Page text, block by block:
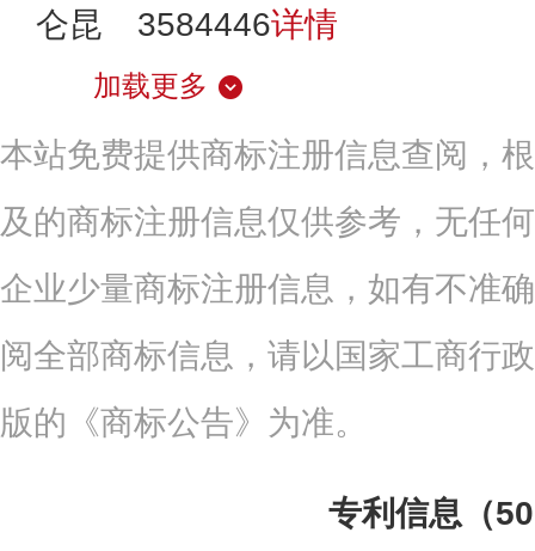
仑昆
3584446详情
加载更多
本站免费提供商标注册信息查阅，
及的商标注册信息仅供参考，无任
企业少量商标注册信息，如有不准
阅全部商标信息，请以国家工商行
版的《商标公告》为准。
专利信息（